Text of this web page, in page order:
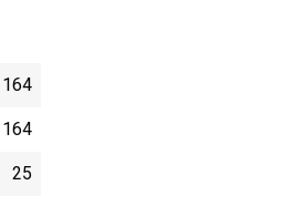
164
164
25